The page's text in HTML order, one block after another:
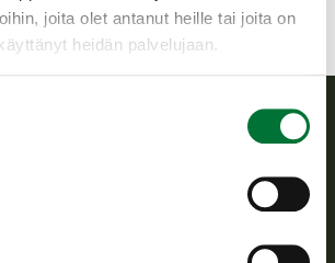
joita olet antanut heille tai joita on
heidän palvelujaan.
edistää kestävää riistataloutta, tukee
vastaa sille säädetyistä julkisista